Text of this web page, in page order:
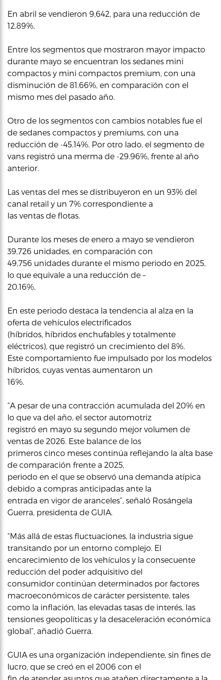
En abril se vendieron 9,642, para una reducción de
12.89%.
Entre los segmentos que mostraron mayor impacto
durante mayo se encuentran los sedanes mini
compactos y mini compactos premium, con una
disminución de 81.66%, en comparación con el
mismo mes del pasado año.
Otro de los segmentos con cambios notables fue el
de sedanes compactos y premiums, con una
reducción de -45.14%. Por otro lado, el segmento de
vans registró una merma de -29.96%, frente al año
anterior.
Las ventas del mes se distribuyeron en un 93% del
canal retail y un 7% correspondiente a
las ventas de flotas.
Durante los meses de enero a mayo se vendieron
39,726 unidades, en comparación con
49,756 unidades durante el mismo periodo en 2025,
lo que equivale a una reducción de –
20.16%.
En este periodo destaca la tendencia al alza en la
oferta de vehículos electrificados
(híbridos, híbridos enchufables y totalmente
eléctricos), que registró un crecimiento del 8%.
Este comportamiento fue impulsado por los modelos
híbridos, cuyas ventas aumentaron un
16%.
“A pesar de una contracción acumulada del 20% en
lo que va del año, el sector automotriz
registró en mayo su segundo mejor volumen de
ventas de 2026. Este balance de los
primeros cinco meses continúa reflejando la alta base
de comparación frente a 2025,
periodo en el que se observó una demanda atípica
debido a compras anticipadas ante la
entrada en vigor de aranceles”, señaló Rosángela
Guerra, presidenta de GUIA.
“Más allá de estas fluctuaciones, la industria sigue
transitando por un entorno complejo. El
encarecimiento de los vehículos y la consecuente
reducción del poder adquisitivo del
consumidor continúan determinados por factores
macroeconómicos de carácter persistente, tales
como la inflación, las elevadas tasas de interés, las
tensiones geopolíticas y la desaceleración económica
global”, añadió Guerra.
GUIA es una organización independiente, sin fines de
lucro, que se creó en el 2006 con el